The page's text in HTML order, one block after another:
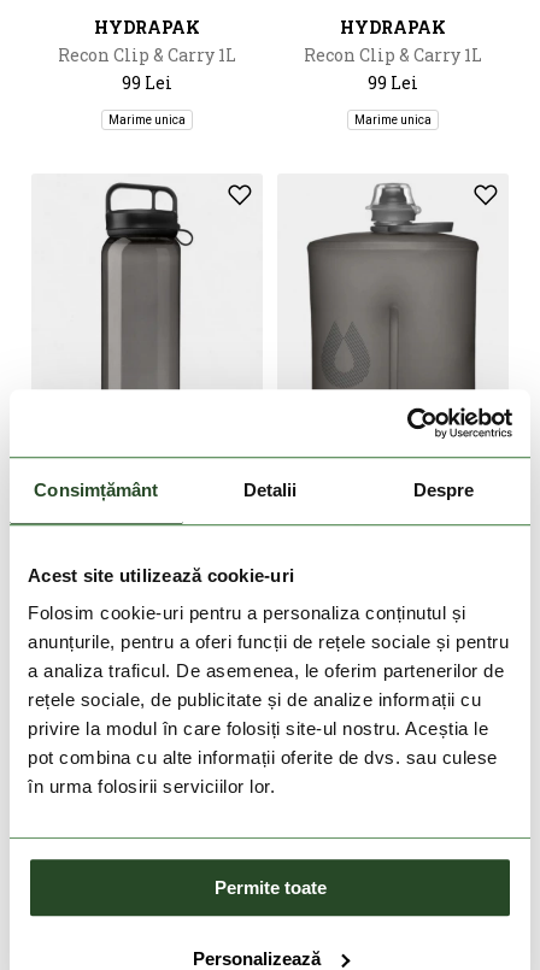
Consimțământ Detalii Despre
Acest site utilizează cookie-uri
Folosim cookie-uri pentru a personaliza conținutul și
anunțurile, pentru a oferi funcții de rețele sociale și pentru
a analiza traficul. De asemenea, le oferim partenerilor de
rețele sociale, de publicitate și de analize informații cu
privire la modul în care folosiți site-ul nostru. Aceștia le
pot combina cu alte informații oferite de dvs. sau culese
în urma folosirii serviciilor lor.
Permite toate
Personalizează
HYDRAPAK
Recon Clip & Carry 1L
99 Lei
Marime unica
HYDRAPAK
Recon Clip & Carry 1L
99 Lei
Marime unica
99 Lei
Marime unica Marime unica
DOAR ONLINE